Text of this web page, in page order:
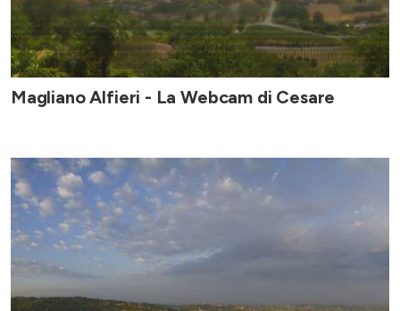
Magliano Alfieri - La Webcam di Cesare